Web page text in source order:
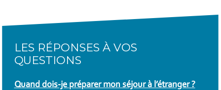
LES RÉPONSES À VOS
QUESTIONS
Quand dois-je préparer mon séjour à l’étranger ?